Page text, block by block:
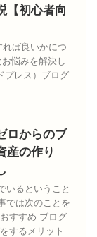
【初心者向
ば良いかにつ
悩みを解決し
プレス）ブログ
ロからのブ
産の作り
いるということ
では次のことを
すすめ ブログ
するメリット